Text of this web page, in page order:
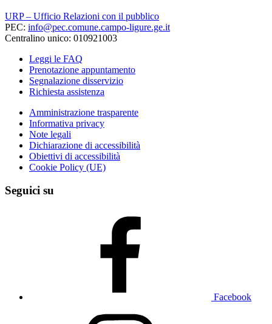
URP – Ufficio Relazioni con il pubblico
PEC: info@pec.comune.campo-ligure.ge.it
Centralino unico: 010921003
Leggi le FAQ
Prenotazione appuntamento
Segnalazione disservizio
Richiesta assistenza
Amministrazione trasparente
Informativa privacy
Note legali
Dichiarazione di accessibilità
Obiettivi di accessibilità
Cookie Policy (UE)
Seguici su
Facebook